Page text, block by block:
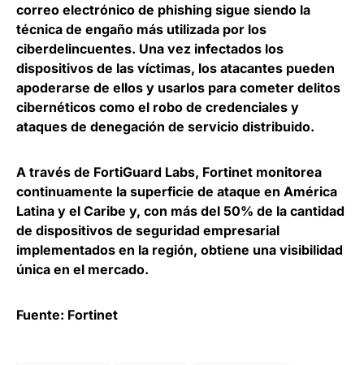
correo electrónico de phishing sigue siendo la
técnica de engaño más utilizada por los
ciberdelincuentes. Una vez infectados los
dispositivos de las víctimas, los atacantes pueden
apoderarse de ellos y usarlos para cometer delitos
cibernéticos como el robo de credenciales y
ataques de denegación de servicio distribuido.
A través de FortiGuard Labs, Fortinet monitorea
continuamente la superficie de ataque en América
Latina y el Caribe y, con más del 50% de la cantidad
de dispositivos de seguridad empresarial
implementados en la región, obtiene una visibilidad
única en el mercado.
Fuente: Fortinet